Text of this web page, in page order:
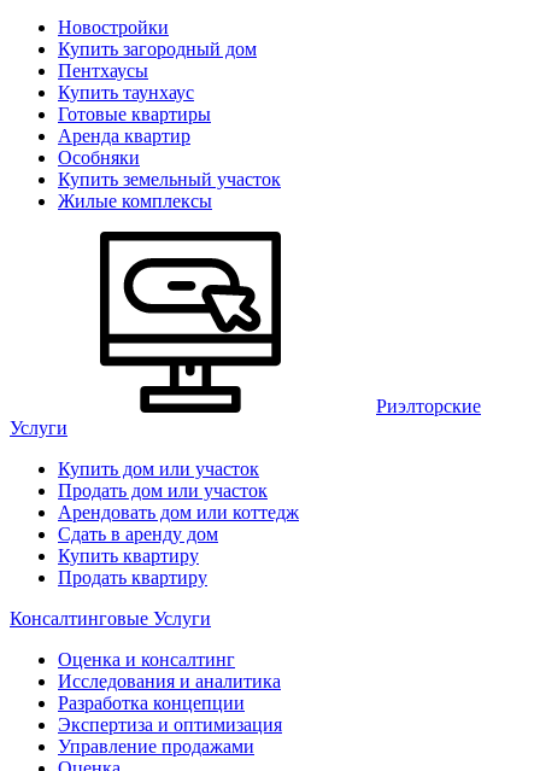
Новостройки
Купить загородный дом
Пентхаусы
Купить таунхаус
Готовые квартиры
Аренда квартир
Особняки
Купить земельный участок
Жилые комплексы
Риэлторские
Услуги
Купить дом или участок
Продать дом или участок
Арендовать дом или коттедж
Сдать в аренду дом
Купить квартиру
Продать квартиру
Консалтинговые Услуги
Оценка и консалтинг
Исследования и аналитика
Разработка концепции
Экспертиза и оптимизация
Управление продажами